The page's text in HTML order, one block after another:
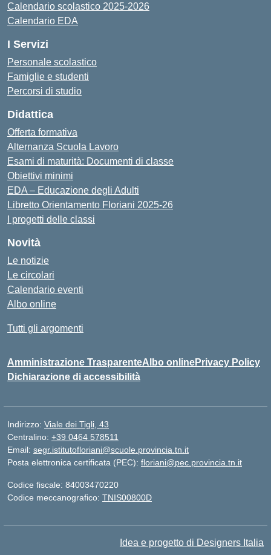
Calendario scolastico 2025-2026
Calendario EDA
I Servizi
Personale scolastico
Famiglie e studenti
Percorsi di studio
Didattica
Offerta formativa
Alternanza Scuola Lavoro
Esami di maturità: Documenti di classe
Obiettivi minimi
EDA – Educazione degli Adulti
Libretto Orientamento Floriani 2025-26
I progetti delle classi
Novità
Le notizie
Le circolari
Calendario eventi
Albo online
Tutti gli argomenti
Amministrazione TrasparenteAlbo onlinePrivacy Policy
Dichiarazione di accessibilità
Indirizzo: Viale dei Tigli, 43
Centralino: +39 0464 578511
Email: segr.istitutofloriani@scuole.provincia.tn.it
Posta elettronica certificata (PEC): floriani@pec.provincia.tn.it
Codice fiscale: 84003470220
Codice meccanografico: TNIS00800D
Idea e progetto di Designers Italia